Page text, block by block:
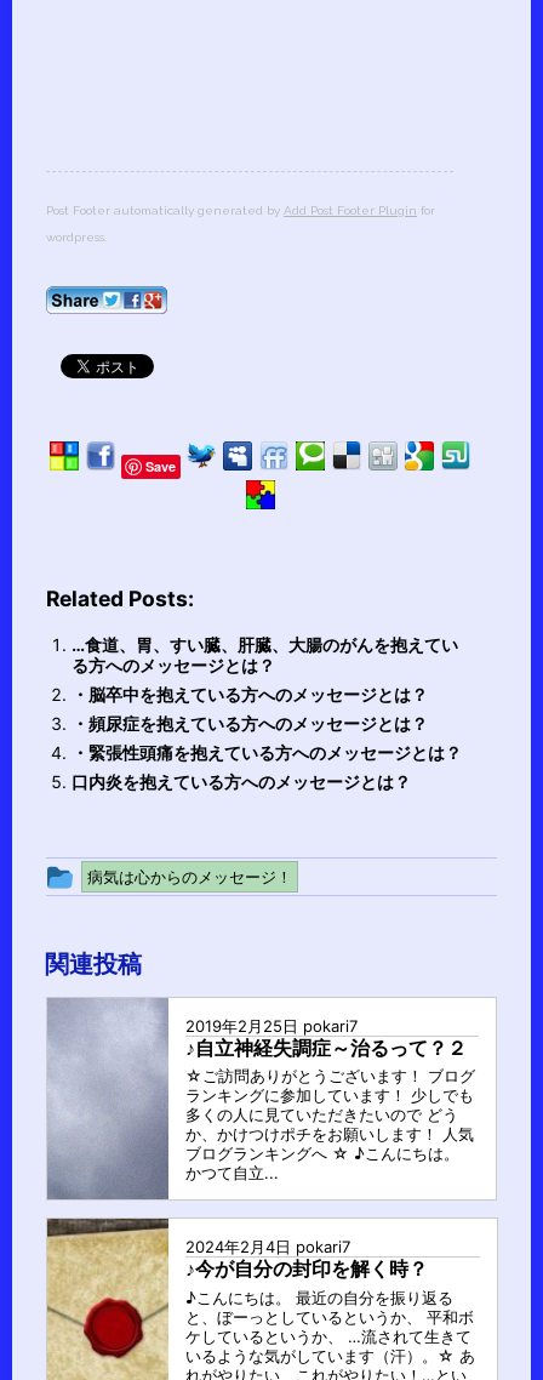
Post Footer automatically generated by Add Post Footer Plugin for
wordpress.
Save
Related Posts:
…食道、胃、すい臓、肝臓、大腸のがんを抱えてい
る方へのメッセージとは？
・脳卒中を抱えている方へのメッセージとは？
・頻尿症を抱えている方へのメッセージとは？
・緊張性頭痛を抱えている方へのメッセージとは？
口内炎を抱えている方へのメッセージとは？
投
ル
ー
プ
病気は心からのメッセージ！
関連投稿
2019年2月25日 pokari7
♪自立神経失調症～治るって？２
☆ご訪問ありがとうございます！ ブログ
ランキングに参加しています！ 少しでも
多くの人に見ていただきたいので どう
か、かけつけポチをお願いします！ 人気
ブログランキングへ ☆ ♪こんにちは。
かつて自立...
2024年2月4日 pokari7
♪今が自分の封印を解く時？
♪こんにちは。 最近の自分を振り返る
と、ぼーっとしているというか、 平和ボ
ケしているというか、 …流されて生きて
いるような気がしています（汗）。☆ あ
れがやりたい、これがやりたい！…とい